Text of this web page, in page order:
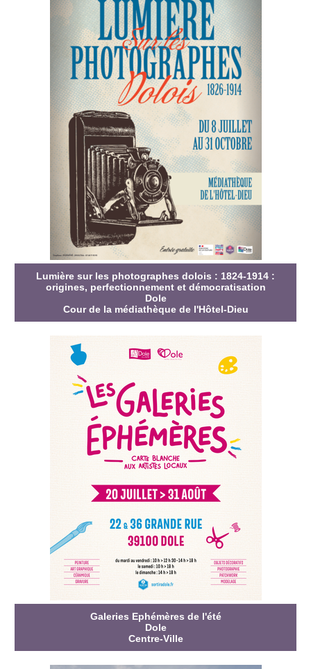
Lumière sur les photographes dolois : 1824-1914 :
origines, perfectionnement et démocratisation
Dole
Cour de la médiathèque de l'Hôtel-Dieu
Galeries Ephémères de l'été
Dole
Centre-Ville